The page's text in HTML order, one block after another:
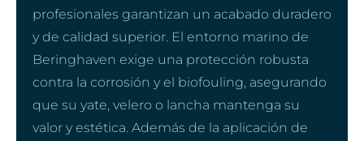
profesionales garantizan un acabado duradero
y de calidad superior. El entorno marino de
Beringhaven exige una protección robusta
contra la corrosión y el biofouling, asegurando
que su yate, velero o lancha mantenga su
valor y estética. Además de la aplicación de